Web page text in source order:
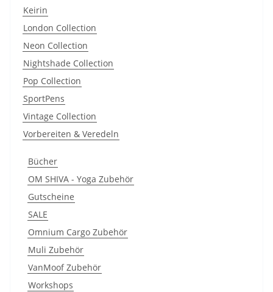
Keirin
London Collection
Neon Collection
Nightshade Collection
Pop Collection
SportPens
Vintage Collection
Vorbereiten & Veredeln
Bücher
OM SHIVA - Yoga Zubehör
Gutscheine
SALE
Omnium Cargo Zubehör
Muli Zubehör
VanMoof Zubehör
Workshops